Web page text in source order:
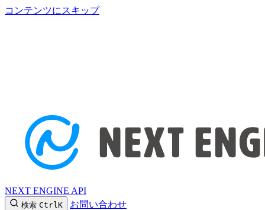
コンテンツにスキップ
NEXT ENGINE API
検索 CtrlK
お問い合わせ